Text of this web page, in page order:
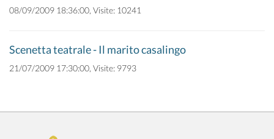
08/09/2009 18:36:00, Visite: 10241
Scenetta teatrale - Il marito casalingo
21/07/2009 17:30:00, Visite: 9793